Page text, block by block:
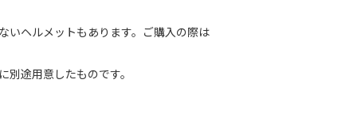
いヘルメットもあります。ご購入の際は
別途用意したものです。